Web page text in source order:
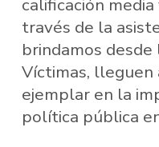
calificación
través de la
brindamos
Víctimas, lleguen
ejemplar en la
política pública